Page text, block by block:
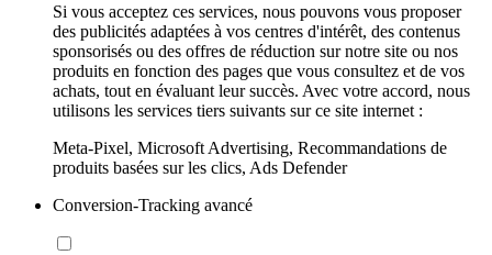
Si vous acceptez ces services, nous pouvons vous proposer
des publicités adaptées à vos centres d'intérêt, des contenus
sponsorisés ou des offres de réduction sur notre site ou nos
produits en fonction des pages que vous consultez et de vos
achats, tout en évaluant leur succès. Avec votre accord, nous
utilisons les services tiers suivants sur ce site internet :
Meta-Pixel, Microsoft Advertising, Recommandations de
produits basées sur les clics, Ads Defender
Conversion-Tracking avancé